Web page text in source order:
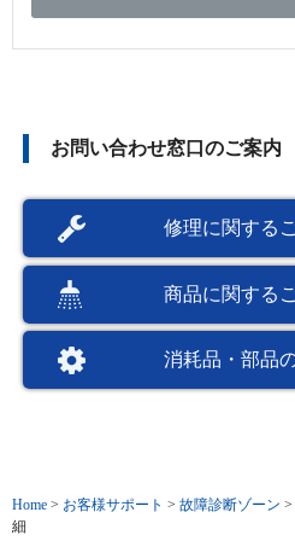
お問い合わせ窓口のご案内
修理に関する
商品に関する
消耗品・部品
Home > お客様サポート > 故障診断ゾーン >
細